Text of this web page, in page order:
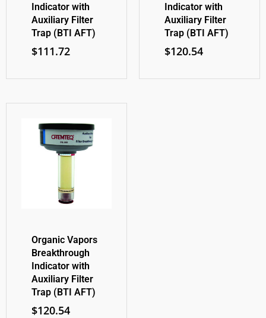
Indicator with
Auxiliary Filter
Trap (BTI AFT)
$111.72
Indicator with
Auxiliary Filter
Trap (BTI AFT)
$120.54
Organic Vapors
Breakthrough
Indicator with
Auxiliary Filter
Trap (BTI AFT)
$120.54